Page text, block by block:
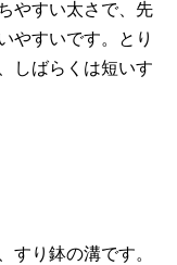
やすい太さで、先
やすいです。とり
しばらくは短いす
すり鉢の溝です。